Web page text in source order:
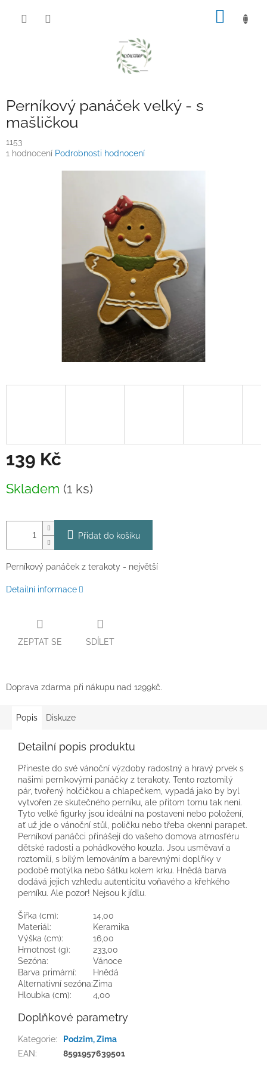
Perníkový panáček velký - s
mašličkou
1153
Průměrné
1 hodnocení Podrobnosti hodnocení
139 Kč
cena:
Skladem (1 ks)
Přidat do košíku
Perníkový panáček z terakoty - největší
Detailní informace
ZEPTAT SE SDÍLET
Doprava zdarma při nákupu nad 1299kč.
Popis Diskuze
Detailní popis produktu
Přineste do své vánoční výzdoby radostný a hravý prvek s
našimi perníkovými panáčky z terakoty. Tento roztomilý
pár, tvořený holčičkou a chlapečkem, vypadá jako by byl
vytvořen ze skutečného perníku, ale přitom tomu tak není.
Tyto velké figurky jsou ideální na postavení nebo položení,
ať už jde o vánoční stůl, poličku nebo třeba okenní parapet.
Perníkoví panáčci přinášejí do vašeho domova atmosféru
dětské radosti a pohádkového kouzla. Jsou usměvaví a
roztomilí, s bílým lemováním a barevnými doplňky v
podobě motýlka nebo šátku kolem krku. Hnědá barva
dodává jejich vzhledu autenticitu voňavého a křehkého
perníku. Ale pozor! Nejsou k jídlu.
Šířka (cm):
14,00
Materiál:
Keramika
Výška (cm):
16,00
Hmotnost (g):
233,00
Sezóna:
Vánoce
Barva primární:
Hnědá
Alternativní sezóna:Zima
Hloubka (cm):
4,00
Doplňkové parametry
Kategorie:
Podzim, Zima
EAN: 8591957639501